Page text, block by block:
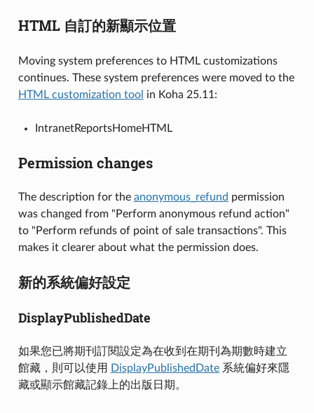
HTML 自訂的新顯示位置
Moving system preferences to HTML customizations
continues. These system preferences were moved to the
HTML customization tool in Koha 25.11:
IntranetReportsHomeHTML
Permission changes
The description for the anonymous_refund permission
was changed from "Perform anonymous refund action"
to "Perform refunds of point of sale transactions". This
makes it clearer about what the permission does.
新的系統偏好設定
DisplayPublishedDate
如果您已將期刊訂閱設定為在收到在期刊為期數時建立
館藏，則可以使用
DisplayPublishedDate系統偏好來隱
藏或顯示館藏記錄上的出版日期。